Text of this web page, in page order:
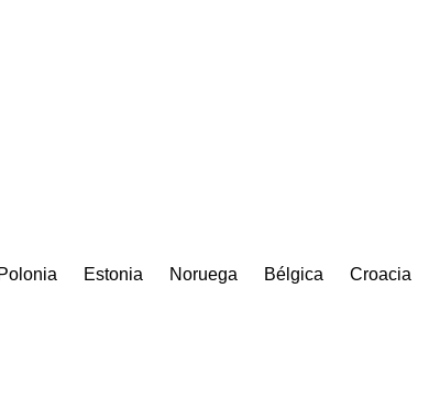
Polonia Estonia Noruega Bélgica Croacia